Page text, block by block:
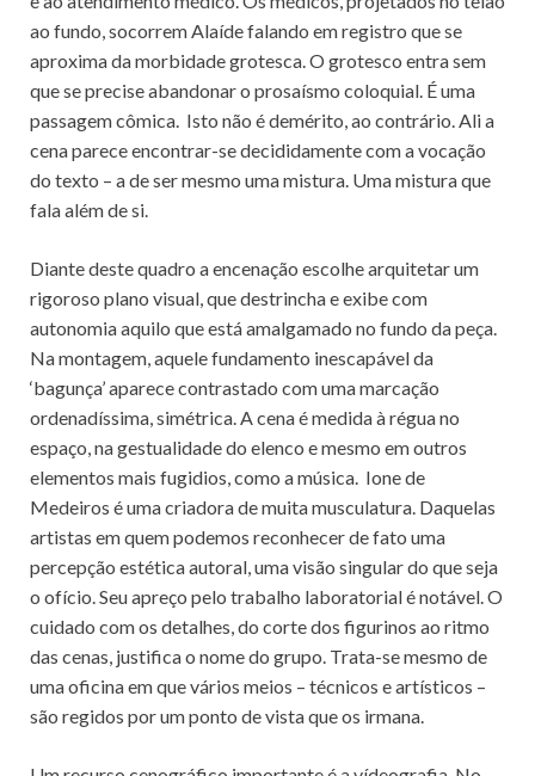
ao fundo, socorrem Alaíde falando em registro que se
aproxima da morbidade grotesca. O grotesco entra sem
que se precise abandonar o prosaísmo coloquial. É uma
passagem cômica. Isto não é demérito, ao contrário. Ali a
cena parece encontrar-se decididamente com a vocação
do texto – a de ser mesmo uma mistura. Uma mistura que
fala além de si.
Diante deste quadro a encenação escolhe arquitetar um
rigoroso plano visual, que destrincha e exibe com
autonomia aquilo que está amalgamado no fundo da peça.
Na montagem, aquele fundamento inescapável da
‘bagunça’ aparece contrastado com uma marcação
ordenadíssima, simétrica. A cena é medida à régua no
espaço, na gestualidade do elenco e mesmo em outros
elementos mais fugidios, como a música. Ione de
Medeiros é uma criadora de muita musculatura. Daquelas
artistas em quem podemos reconhecer de fato uma
percepção estética autoral, uma visão singular do que seja
o ofício. Seu apreço pelo trabalho laboratorial é notável. O
cuidado com os detalhes, do corte dos figurinos ao ritmo
das cenas, justifica o nome do grupo. Trata-se mesmo de
uma oficina em que vários meios – técnicos e artísticos –
são regidos por um ponto de vista que os irmana.